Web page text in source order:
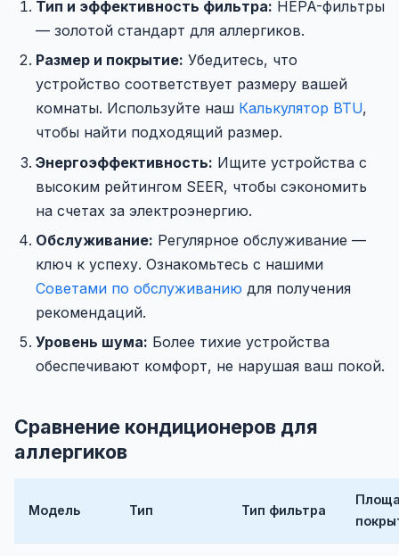
Тип и эффективность фильтра: HEPA-фильтры
— золотой стандарт для аллергиков.
Размер и покрытие: Убедитесь, что
устройство соответствует размеру вашей
комнаты. Используйте наш Калькулятор BTU,
чтобы найти подходящий размер.
Энергоэффективность: Ищите устройства с
высоким рейтингом SEER, чтобы сэкономить
на счетах за электроэнергию.
Обслуживание: Регулярное обслуживание —
ключ к успеху. Ознакомьтесь с нашими
Советами по обслуживанию для получения
рекомендаций.
Уровень шума: Более тихие устройства
обеспечивают комфорт, не нарушая ваш покой.
Сравнение кондиционеров для
аллергиков
Модель Тип Тип фильтра